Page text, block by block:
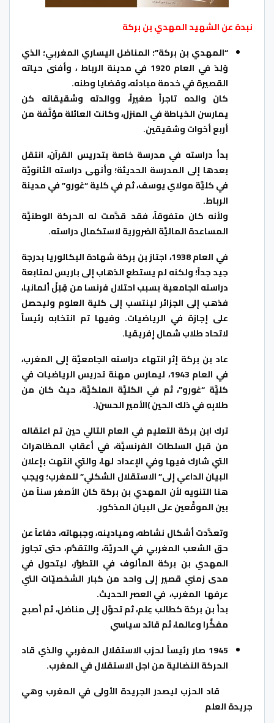
نبدة عن الشهيد المهدي بن بركة
“المهدي بن بركة”؛ المناضل اليساري المغربي؛ الذي
وُلِدَ في العام 1920 في مدينة الرباط ، وأفنى حياته
القصيرة في خدمة مبادئه، وقضايا وطنه.
كان والده تاجراً صغيراً، ووالدته وشقيقاته كن
يمارسن الخياطة في المنزل، وكانت العائلة مؤلَّفة من
أربع أخوات وشقيقين.
بدأ دراسته في مدرسة خاصة بتدريس القرآن، انتقل
بعدها إلى المدرسة الحديثة؛ وأنهى دراسته الثانويَّة
في كليَّة مولاي يوسف، ثم في كلية “غورو” في مدينة
الرباط.
ولأنه كان متفوقاً، فقد قدَّمت له الحركة الوطنيَّة
المساعدة الماليَّة الضرورية لاستكمال دراسته.
في العام 1938، اجتاز بن بركة شهادة البكالوريا بدرجة
جيد جداً؛ ولكنه لم يستطع الذهاب إلى باريس لمتابعة
دراسته الجامعية بسبب احتلال فرنسا من قِبَلْ ألمانيا،
فذهب إلى الجزائر لينتسب إلى كلية العلوم وليحصل
على إجازة في الرياضيات. وفيها تم انتخابه رئيساً
لاتحاد طلاب شمال إفريقيا.
عاد بن بركة إثر انتهاء دراسته الجامعيَّة إلى المغرب،
في العام 1943، ليمارس مهنة تدريس الرياضيات في
كليَّة “غورو”، ثم في الكليَّة الملكيَّة، حيث كان من
طلابِهِ في ذلك الحين )الأمير الحسن(.
ترك ابن بركة التعليم في العام التالي حين تم اعتقاله
من قبل السلطات الفرنسيَّة، في أعقاب المظاهرات
التي شارك فيها وفي الإعداد لها، والتي انتهت بإعلان
البيان الداعي إلى” الاستقلال الشكلي” للمغرب؛ ويجب
هنا التنويه لأن المهدي بن بركة كان الأصغر سناً من
بين الموقِّعين على البيان المذكور.
وتعدَّدت أشكال نشاطه، وميادينه، وجبهاته، دفاعاً عن
حق الشعب المغربي في الحريَّة، والتقدُّم، حتى تجاوز
المهدي بن بركة المألوف في التطوُّر، ليتحول في
مدى زمني قصير إلى واحد من كبار الشخصيّات التي
عرفها المغرب، في العصر الحديث.
بدأ بن بركة كطالب عِلم، ثم تحوَّل إلى مناضل، ثم أصبح
مفكِّرا وعالما، ثم قائد سياسي
1945 صار رئيساً لحزب الاستقلال المغربي والذي قاد
الحركة النضالية من اجل الاستقلال في المغرب.
قاد الحزب ليصدر الجريدة الأولى في المغرب وهي
جريدة العلم